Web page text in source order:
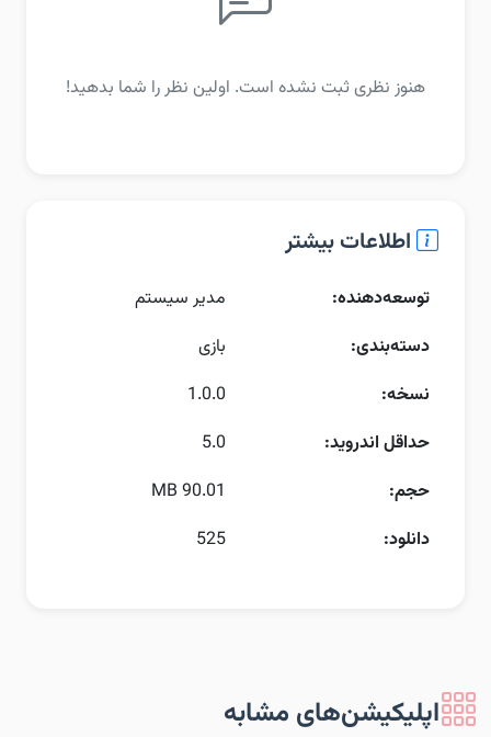
هنوز نظری ثبت نشده است. اولین نظر را شما بدهید!
اطلاعات بیشتر
توسعه‌دهنده:
مدیر سیستم
دسته‌بندی:
بازی
نسخه:
1.0.0
حداقل اندروید:
5.0
حجم:
90.01 MB
دانلود:
525
اپلیکیشن‌های مشابه